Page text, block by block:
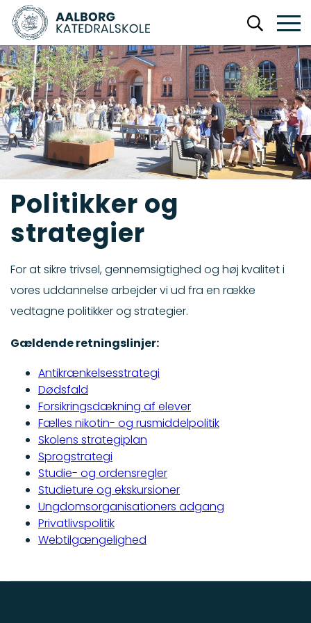
Politikker og
strategier
For at sikre trivsel, gennemsigtighed og høj kvalitet i
vores uddannelse arbejder vi ud fra en række
vedtagne politikker og strategier.
Gældende retningslinjer:
Antikrænkelsesstrategi
Dødsfald
Forsikringsdækning af elever
Fælles nikotin- og rusmiddelpolitik
Skolens strategiplan
Sprogstrategi
Studie- og ordensregler
Studieture og ekskursioner
Ungdomsorganisationers adgang
Privatlivspolitik
Webtilgængelighed